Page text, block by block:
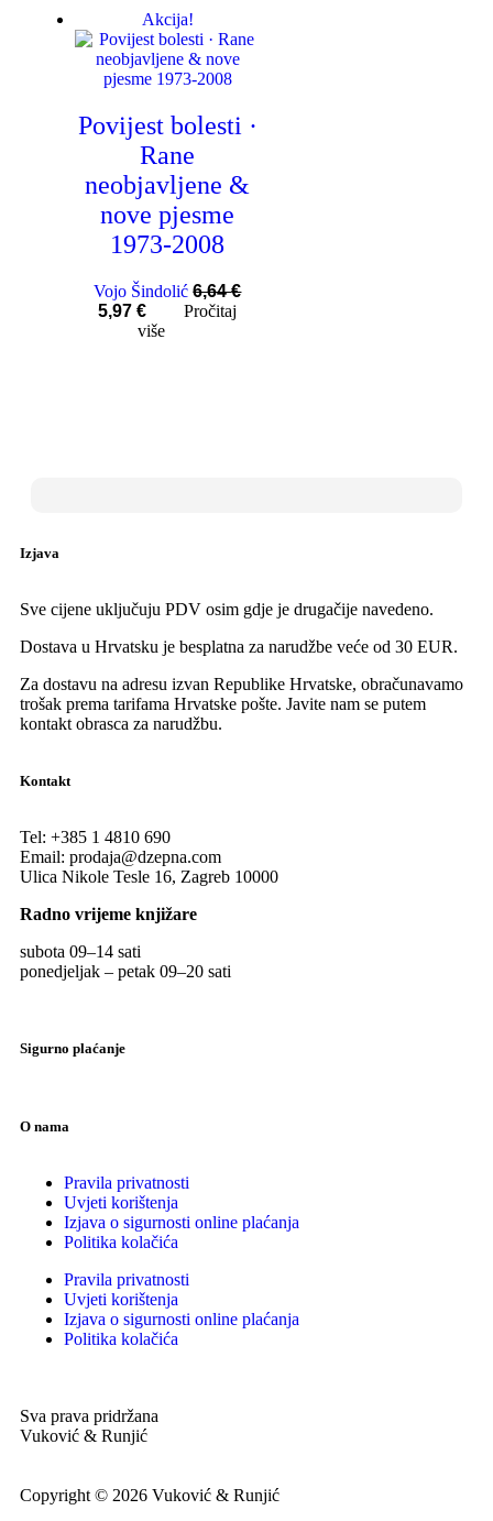
Akcija!
Povijest bolesti ·
Rane
neobjavljene &
nove pjesme
1973-2008
Vojo Šindolić 6,64€
5,97€
Pročitaj
više
Izjava
Sve cijene uključuju PDV osim gdje je drugačije navedeno.
Dostava u Hrvatsku je besplatna za narudžbe veće od 30 EUR.
Za dostavu na adresu izvan Republike Hrvatske, obračunavamo
trošak prema tarifama Hrvatske pošte. Javite nam se putem
kontakt obrasca za narudžbu.
Kontakt
Tel: +385 1 4810 690
Email: prodaja@dzepna.com
Ulica Nikole Tesle 16, Zagreb 10000
Radno vrijeme knjižare
subota 09–14 sati
ponedjeljak – petak 09–20 sati
Sigurno plaćanje
O nama
Pravila privatnosti
Uvjeti korištenja
Izjava o sigurnosti online plaćanja
Politika kolačića
Pravila privatnosti
Uvjeti korištenja
Izjava o sigurnosti online plaćanja
Politika kolačića
Sva prava pridržana
Vuković & Runjić
Copyright © 2026 Vuković & Runjić